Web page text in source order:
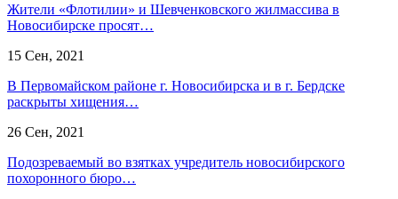
Жители «Флотилии» и Шевченковского жилмассива в
Новосибирске просят…
15 Сен, 2021
В Первомайском районе г. Новосибирска и в г. Бердске
раскрыты хищения…
26 Сен, 2021
Подозреваемый во взятках учредитель новосибирского
похоронного бюро…